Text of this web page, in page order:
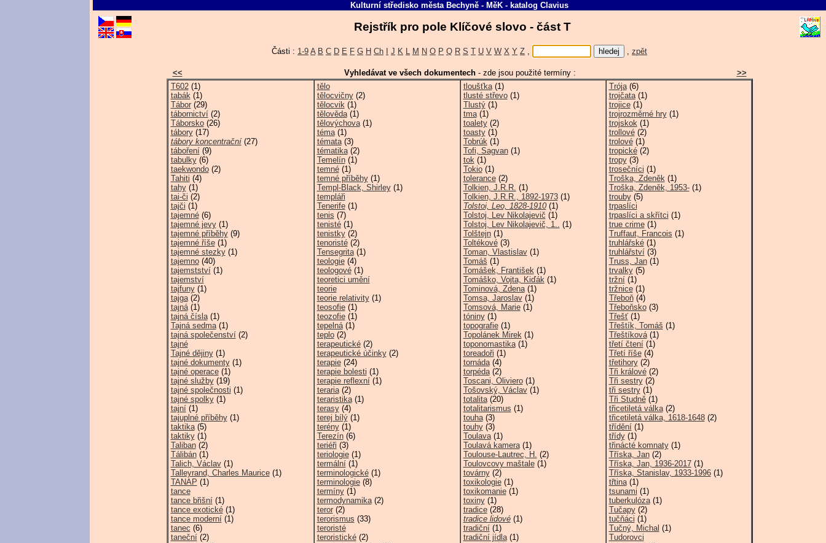
Kulturní středisko města Bechyně - MěK - katalog Clavius
Rejstřík pro pole Klíčové slovo - část T
Části : 1-9 A B C D E F G H Ch J K L M N O P Q R S T U V W X Y Z , , zpět
<< Vyhledávat ve všech dokumentech- zde jsou použité termíny :
>>
T602(1)
tabák(1)
Tábor(29)
tábornictví(2)
Táborsko(26)
tábory(17)
tábory koncentrační(27)
táboření(9)
tabulky(6)
taekwondo(2)
Tahiti (4)
tahy(1)
tai-či (2)
tajči (1)
tajemné(6)
tajemné jevy(1)
tajemné příběhy(9)
tajemné říše(1)
tajemné stezky(1)
tajemno(40)
tajemstství(1)
tajemství
tajfuny(1)
tajga(2)
tajná(1)
tajná čísla(1)
Tajná sedma(1)
tajná společenství(2)
tajné
Tajné dějiny(1)
tajné dokumenty(1)
tajné operace(1)
tajné služby(19)
tajné společnosti (1)
tajné spolky(1)
tajní(1)
tajuplné příběhy(1)
taktika(5)
taktiky(1)
Taliban(2)
Tálibán(1)
Talich, Václav(1)
Talleyrand, Charles Maurice(1)
TANAP (1)
tance
tance břišní(1)
tance exotické(1)
tance moderní(1)
tanec (6)
taneční(2)
tělo
tělocvičny(2)
tělocvik(1)
tělověda(1)
tělovýchova(1)
téma(1)
témata(3)
tématika(2)
Temelín(1)
temné(1)
temné příběhy(1)
Templ-Black, Shirley(1)
templáři
Tenerife(1)
tenis (7)
tenisté(1)
tenistky(2)
tenoristé(2)
Tensegrita(1)
teologie(4)
teologové(1)
teoretici umění
teorie
teorie relativity(1)
teosofie(1)
teozofie(1)
tepelná(1)
teplo(2)
terapeutické(2)
terapeutické účinky(2)
terapie(24)
terapie bolesti (1)
terapie reflexní(1)
teraria(2)
teraristika(1)
terasy(4)
terej bílý(1)
terény(1)
Terezín(6)
teriéři (3)
teriologie(1)
termální(1)
terminologické(1)
terminologie(8)
termíny(1)
termodynamika(2)
teror(2)
terorismus (33)
teroristé
teroristické(2)
tloušťka(1)
tlusté střevo(1)
Tlustý(1)
tma(1)
toalety(2)
toasty(1)
Tobrúk(1)
Tofi, Sagvan(1)
tok(1)
Tokio(1)
tolerance(2)
Tolkien, J.R.R. (1)
Tolkien, J.R.R., 1892-1973(1)
Tolstoi, Leo, 1828-1910(1)
Tolstoj, Lev Nikolajevič (1)
Tolstoj, Lev Nikolajevič, 1.. (1)
Tolštejn(1)
Toltékové(3)
Toman, Vlastislav(1)
Tomáš (1)
Tomášek, František(1)
Tomáško, Vojta, Kiďák(1)
Tominová, Zdena(1)
Tomsa, Jaroslav(1)
Tomsová, Marie(1)
tóniny(1)
topografie(1)
Topolánek Mirek(1)
toponomastika(1)
toreadoři (1)
tornáda(4)
torpéda(2)
Toscani, Oliviero(1)
Tošovský, Václav(1)
totalita(20)
totalitarismus (1)
touha(3)
touhy(3)
Toulava(1)
Toulavá kamera(1)
Toulouse-Lautrec, H. (2)
Toulovcovy maštale(1)
továrny(2)
toxikologie(1)
toxikomanie(1)
toxiny(1)
tradice(28)
tradice lidové(1)
tradiční(1)
tradiční jídla(1)
Trója(6)
trojčata(1)
trojice(1)
trojrozměrné hry(1)
trojskok(1)
trollové(2)
trolové(1)
tropické(2)
tropy(3)
trosečníci (1)
Troška, Zdeněk(1)
Troška, Zdeněk, 1953-(1)
trouby(5)
trpaslíci
trpaslíci a skřítci (1)
true crime(1)
Truffaut, Francois (1)
truhlářské(1)
truhlářství(3)
Truss, Jan(1)
trvalky(5)
tržní(1)
tržnice(1)
Třeboň(4)
Třeboňsko(3)
Třešť(1)
Třeštík, Tomáš (1)
Třeštíková(1)
třetí čtení(1)
Třetí říše(4)
třetihory(2)
Tři králové(2)
Tři sestry(2)
tři sestry(1)
Tři Studně(1)
třicetiletá válka(2)
třicetiletá válka, 1618-1648(2)
třídění(1)
třídy(1)
třinácté komnaty(1)
Tříska, Jan(2)
Tříska, Jan, 1936-2017(1)
Tříska, Stanislav, 1933-1996(1)
třtina(1)
tsunami (1)
tuberkulóza(1)
Tučapy(2)
tučňáci (1)
Tučný, Michal (1)
Tudorovci